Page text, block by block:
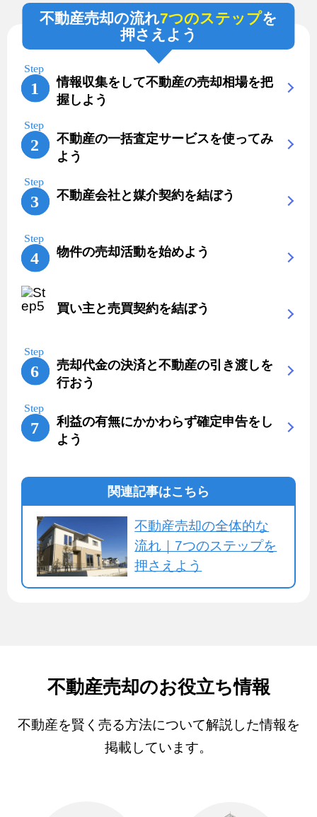
不動産売却の流れ7つのステップを
押さえよう
情報収集をして不動産の売却相場を把
握しよう
不動産の一括査定サービスを使ってみ
よう
不動産会社と媒介契約を結ぼう
物件の売却活動を始めよう
買い主と売買契約を結ぼう
売却代金の決済と不動産の引き渡しを
行おう
利益の有無にかかわらず確定申告をし
よう
関連記事はこちら
不動産売却の全体的な
流れ｜7つのステップを
押さえよう
不動産売却のお役立ち情報
不動産を賢く売る方法について解説した情報を
掲載しています。